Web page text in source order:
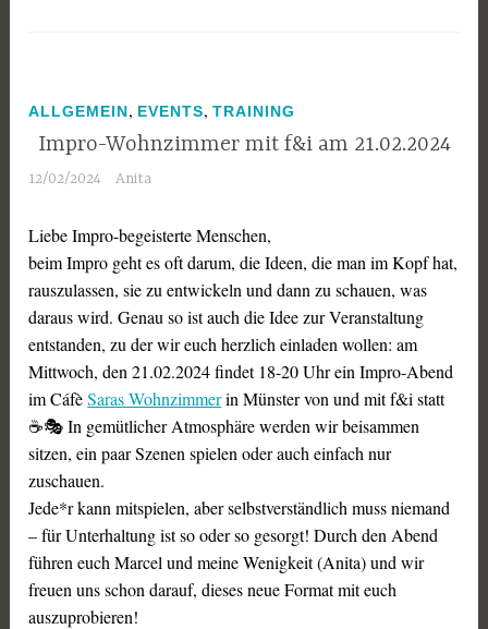
ALLGEMEIN, EVENTS,TRAINING
Impro-Wohnzimmer mit f&i am 21.02.2024
12/02/2024 Anita
Liebe Impro-begeisterte Menschen,
beim Impro geht es oft darum, die Ideen, die man im Kopf hat,
rauszulassen, sie zu entwickeln und dann zu schauen, was
daraus wird. Genau so ist auch die Idee zur Veranstaltung
entstanden, zu der wir euch herzlich einladen wollen: am
Mittwoch, den 21.02.2024 findet 18-20 Uhr ein Impro-Abend
im CáfèSaras Wohnzimmerin Münster von und mit f&i statt
☕🎭 In gemütlicher Atmosphäre werden wir beisammen
sitzen, ein paar Szenen spielen oder auch einfach nur
zuschauen.
Jede*r kann mitspielen, aber selbstverständlich muss niemand
– für Unterhaltung ist so oder so gesorgt! Durch den Abend
führen euch Marcel und meine Wenigkeit (Anita) und wir
freuen uns schon darauf, dieses neue Format mit euch
auszuprobieren!